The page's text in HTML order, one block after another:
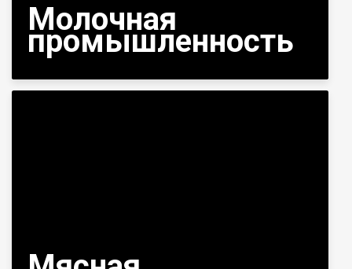
Молочная
промышленность